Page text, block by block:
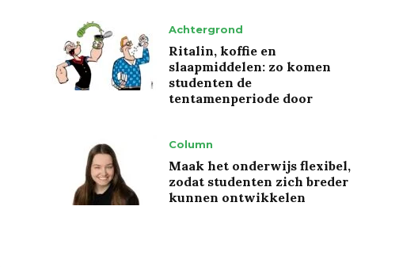
Achtergrond
Ritalin, koffie en
slaapmiddelen: zo komen
studenten de
tentamenperiode door
Column
Maak het onderwijs flexibel,
zodat studenten zich breder
kunnen ontwikkelen